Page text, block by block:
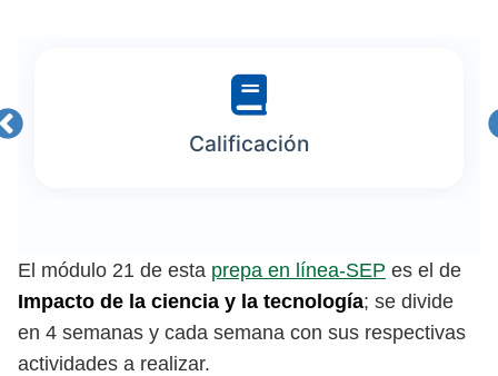
Calificación
El módulo 21 de esta prepa en línea-SEP es el de
Impacto de la ciencia y la tecnología; se divide
en 4 semanas y cada semana con sus respectivas
actividades a realizar.